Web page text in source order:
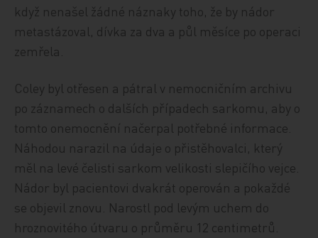
když nenašel žádné náznaky toho, že by nádor
metastázoval, dívka za dva a půl měsíce po operaci
zemřela.
Coley byl otřesen a pátral v nemocničním archivu
po záznamech o dalších případech sarkomu, aby o
tomto onemocnění načerpal potřebné informace.
Náhodou narazil na údaje o přistěhovalci, který
měl na levé čelisti sarkom velikosti slepičího vejce.
Nádor byl pacientovi dvakrát operován a pokaždé
se objevil znovu. Narostl pod levým uchem do
hroznovitého útvaru o průměru 12 centimetrů.